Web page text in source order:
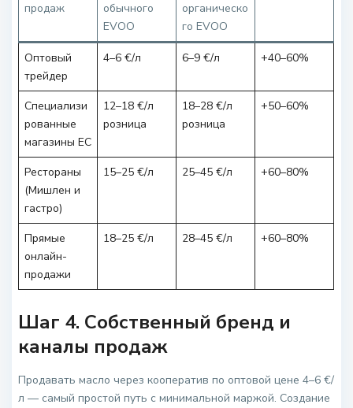
продаж
обычного
EVOO
органическо
го EVOO
Оптовый
трейдер
4–6 €/л 6–9 €/л +40–60%
Специализи
рованные
магазины ЕС
12–18 €/л
розница
18–28 €/л
розница
+50–60%
Рестораны
(Мишлен и
гастро)
15–25 €/л 25–45 €/л +60–80%
Прямые
онлайн-
продажи
18–25 €/л 28–45 €/л +60–80%
Шаг 4. Собственный бренд и
каналы продаж
Продавать масло через кооператив по оптовой цене 4–6 €/
л — самый простой путь с минимальной маржой. Создание